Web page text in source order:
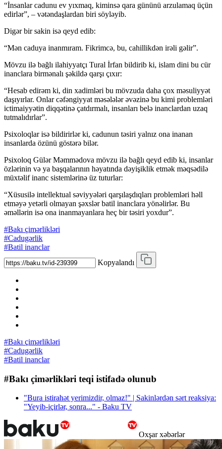
“İnsanlar cadunu ev yıxmaq, kiminsə qara gününü arzulamaq üçün
edirlər”, – vətəndaşlardan biri söyləyib.
Digər bir sakin isə qeyd edib:
“Mən caduya inanmıram. Fikrimcə, bu, cahillikdən irəli gəlir”.
Mövzu ilə bağlı ilahiyyatçı Tural İrfan bildirib ki, islam dini bu cür
inanclara birmənalı şəkildə qarşı çıxır:
“Hesab edirəm ki, din xadimləri bu mövzuda daha çox məsuliyyət
daşıyırlar. Onlar cəfəngiyyat məsələlər əvəzinə bu kimi problemləri
ictimaiyyətin diqqətinə çatdırmalı, insanları belə inanclardan uzaq
tutmalıdırlar”.
Psixoloqlar isə bildirirlər ki, cadunun təsiri yalnız ona inanan
insanlarda özünü göstərə bilər.
Psixoloq Gülər Məmmədova mövzu ilə bağlı qeyd edib ki, insanlar
özlərinin və ya başqalarının həyatında dəyişiklik etmək məqsədilə
müxtəlif inanc sistemlərinə üz tuturlar:
“Xüsusilə intellektual səviyyələri qarşılaşdıqları problemləri həll
etməyə yetərli olmayan şəxslər batil inanclara yönəlirlər. Bu
əməllərin isə ona inanmayanlara heç bir təsiri yoxdur”.
#Bakı çimərlikləri
#Cadugərlik
#Batil inanclar
Kopyalandı
#Bakı çimərlikləri
#Cadugərlik
#Batil inanclar
#Bakı çimərlikləri teqi istifadə olunub
"Bura istirahət yerimizdir, olmaz!" | Sakinlərdən sərt reaksiya:
"Yeyib-içirlər, sonra..." - Baku TV
Oxşar xəbərlər